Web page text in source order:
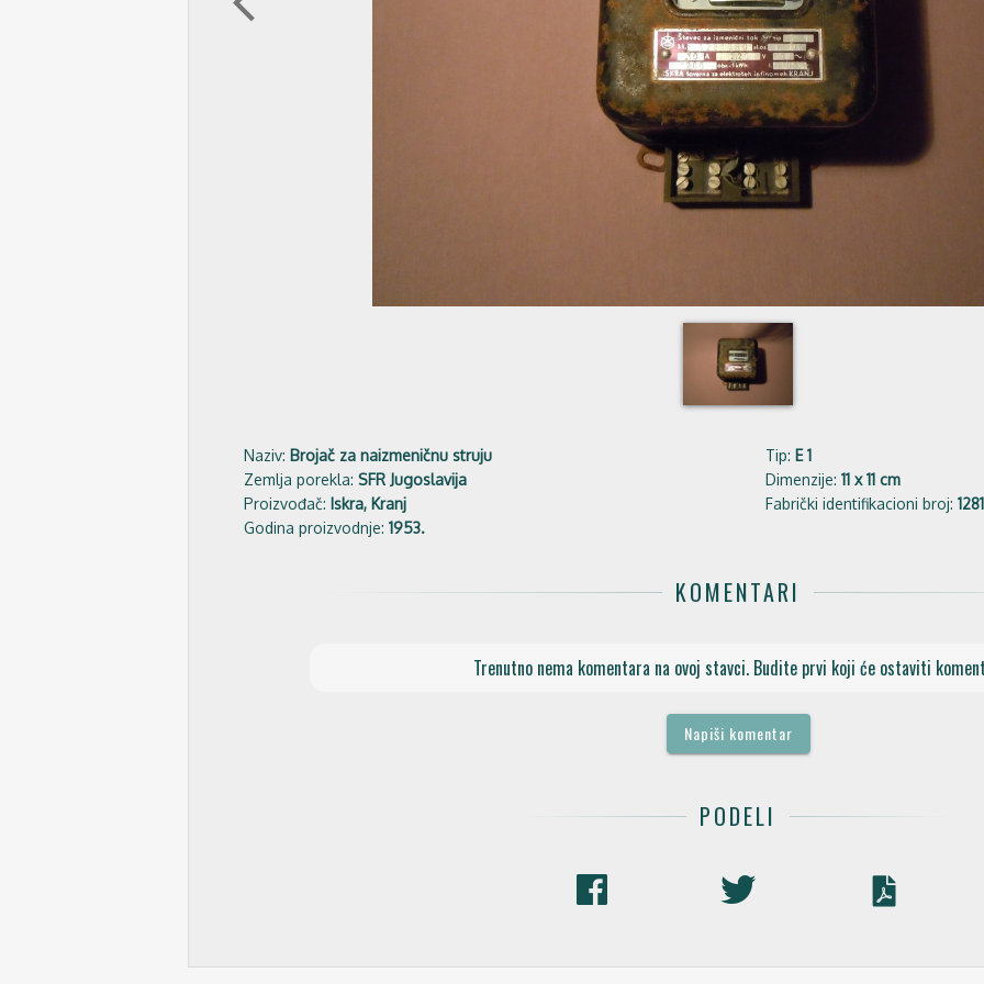
Naziv: Brojač za naizmeničnu struju
Zemlja porekla: SFR Jugoslavija
Proizvođač: Iskra, Kranj
Godina proizvodnje: 1953.
Tip: E 1
Dimenzije: 11 x 11 cm
Fabrički identifikacioni broj:
KOMENTARI
Trenutno nema komentara na ovoj stavci. Budite prvi koji će ostaviti
Napiši komentar
PODELI